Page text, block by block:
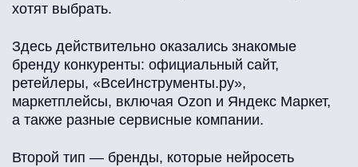
хотят выбрать.
Здесь действительно оказались знакомые
бренду конкуренты: официальный сайт,
ретейлеры, «ВсеИнструменты.ру»,
маркетплейсы, включая Ozon и Яндекс Маркет,
а также разные сервисные компании.
Второй тип — бренды, которые нейросеть